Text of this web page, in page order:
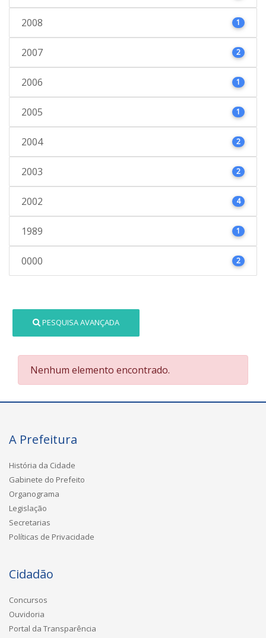
2008 1
2007 2
2006 1
2005 1
2004 2
2003 2
2002 4
1989 1
0000 2
PESQUISA AVANÇADA
Nenhum elemento encontrado.
A Prefeitura
História da Cidade
Gabinete do Prefeito
Organograma
Legislação
Secretarias
Políticas de Privacidade
Cidadão
Concursos
Ouvidoria
Portal da Transparência